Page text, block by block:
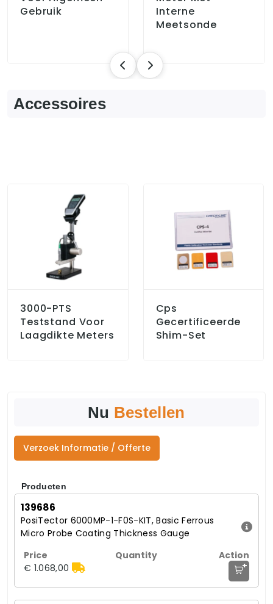
Gebruik
Interne
Meetsonde
Accessoires
3000-PTS
Teststand Voor
Laagdikte Meters
Cps
Gecertificeerde
Shim-Set
Nu Bestellen
Verzoek Informatie / Offerte
Producten
139686
PosiTector 6000MP-1-F0S-KIT, Basic Ferrous
Micro Probe Coating Thickness Gauge
€ 1.068,00 +